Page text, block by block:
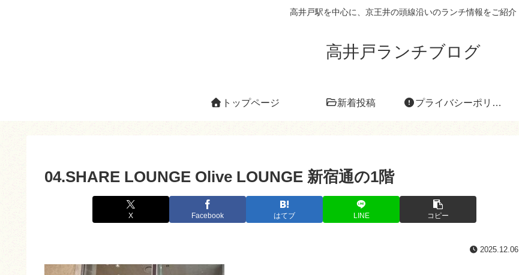
高井戸駅を中心に、京王井の頭線沿いのランチ情報をご紹介
高井戸ランチブログ
トップページ 新着投稿 プライバシーポリシー
04.SHARE LOUNGE Olive LOUNGE 新宿通の1階
X Facebook はてブ LINE コピー
2025.12.06